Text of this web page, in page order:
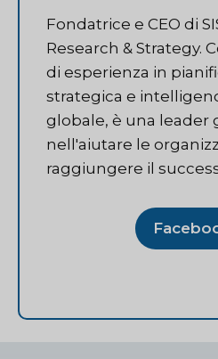
Fondatrice e CEO di
Research & Strategy.
di esperienza in
strategica e
globale, è una leader
nell'aiutare le
raggiungere il